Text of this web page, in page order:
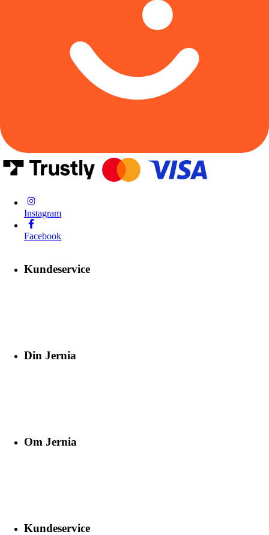
Instagram
Facebook
Kundeservice
Din Jernia
Om Jernia
Kundeservice